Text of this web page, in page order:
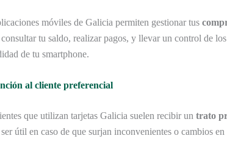
móviles de Galicia permiten gestionar tus
consultar tu saldo, realizar pagos, y llevar un control de los
de tu smartphone.
al cliente preferencial
que utilizan tarjetas Galicia suelen recibir un trato
útil en caso de que surjan inconvenientes o cambios